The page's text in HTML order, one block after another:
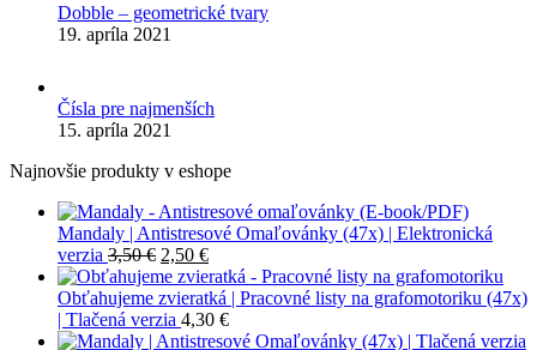
Dobble – geometrické tvary
19. apríla 2021
Čísla pre najmenších
15. apríla 2021
Najnovšie produkty v eshope
Mandaly | Antistresové Omaľovánky (47x) | Elektronická
verzia 3,50€ Pôvodná
cena
bola:
3,50 €.
2,50 €Aktuálna
cena
je:
2,50 €.
Obťahujeme zvieratká | Pracovné listy na grafomotoriku (47x)
| Tlačená verzia 4,30 €